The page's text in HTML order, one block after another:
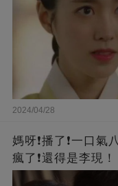
2024/04/28
媽呀❗️播了❗一口
瘋了❗還得是李現！